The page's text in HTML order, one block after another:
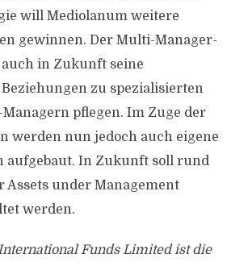
will Mediolanum weitere
gewinnen. Der Multi-Manager-
in Zukunft seine
zu spezialisierten
Managern pflegen. Im Zuge der
werden nun jedoch auch eigene
aufgebaut. In Zukunft soll rund
Assets under Management
werden.
Funds Limited ist die